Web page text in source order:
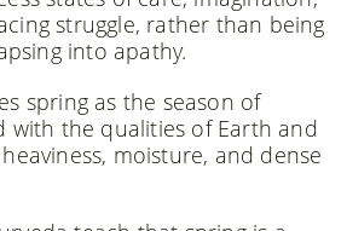
struggle, rather than being
into apathy.
spring as the season of
with the qualities of Earth and
moisture, and dense